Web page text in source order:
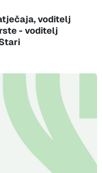
voditelj
- voditelj